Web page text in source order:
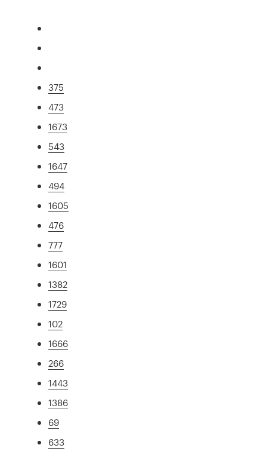
375
473
1673
543
1647
494
1605
476
777
1601
1382
1729
102
1666
266
1443
1386
69
633